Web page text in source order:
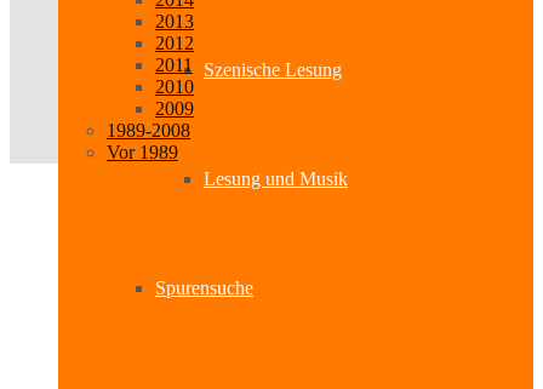
Szenische Lesung
Lesung und Musik
Spurensuche
2013
2012
2011
2010
2009
1989-2008
Vor 1989